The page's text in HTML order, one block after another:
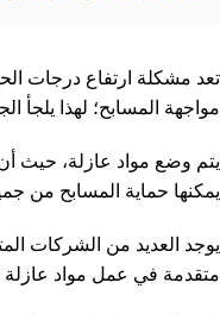
تعد مشكلة ارتفاع درجات
مواجهة المسابح؛ لهذا يلجأ
يتم وضع مواد عازلة، حيث
يمكنها حماية المسابح من
يوجد العديد من الشركات
متقدمة في عمل مواد